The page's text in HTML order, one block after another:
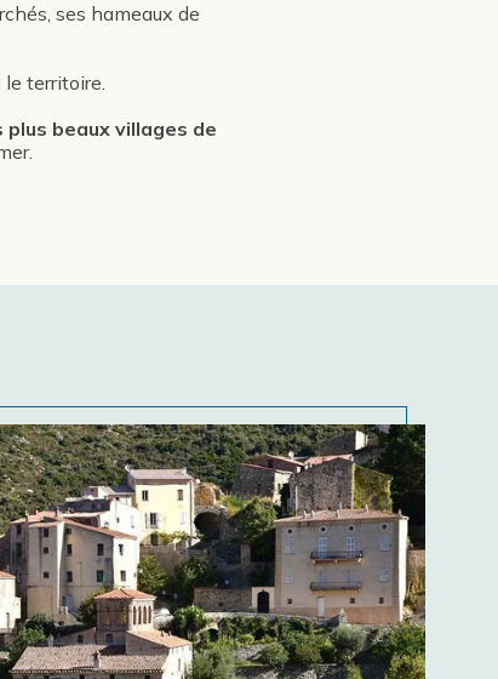
ses hameaux de
territoire.
beaux villages de